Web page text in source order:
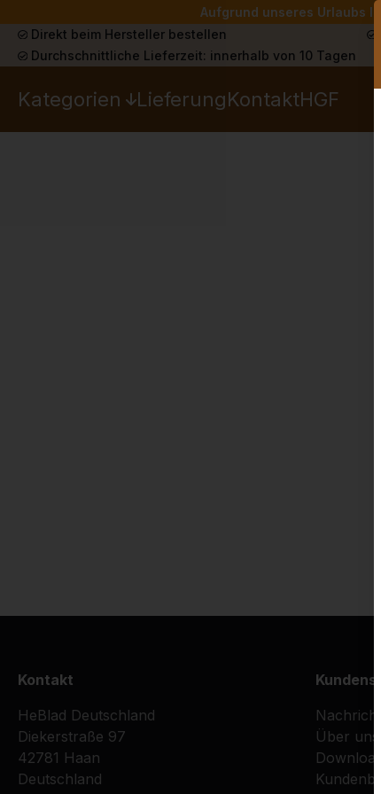
Aufgrund unseres Urlaubs
Direkt beim Hersteller bestellen
Durchschnittliche Lieferzeit: innerhalb von 10 Tagen
Kategorien LieferungKontaktHGF
Kontakt
HeBlad Deutschland
Diekerstraße 97
42781 Haan
Deutschland
Über uns
Downloads